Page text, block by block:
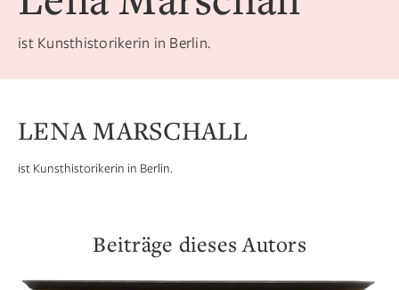
ist Kunsthistorikerin in Berlin.
LENA MARSCHALL
ist Kunsthistorikerin in Berlin.
Beiträge dieses Autors